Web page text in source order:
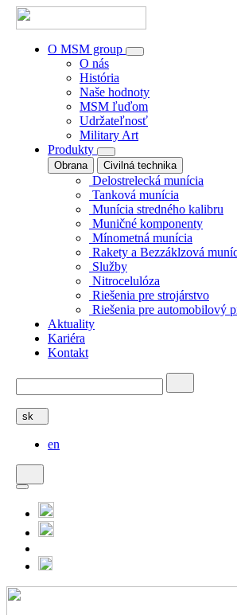
O MSM group
O nás
História
Naše hodnoty
MSM ľuďom
Udržateľnosť
Military Art
Produkty
Obrana Civilná technika
Delostrelecká munícia
Tanková munícia
Munícia stredného kalibru
Muničné komponenty
Mínometná munícia
Rakety a Bezzáklzová
Služby
Nitrocelulóza
Riešenia pre strojárstvo
Riešenia pre automobilový
Aktuality
Kariéra
Kontakt
sk
en